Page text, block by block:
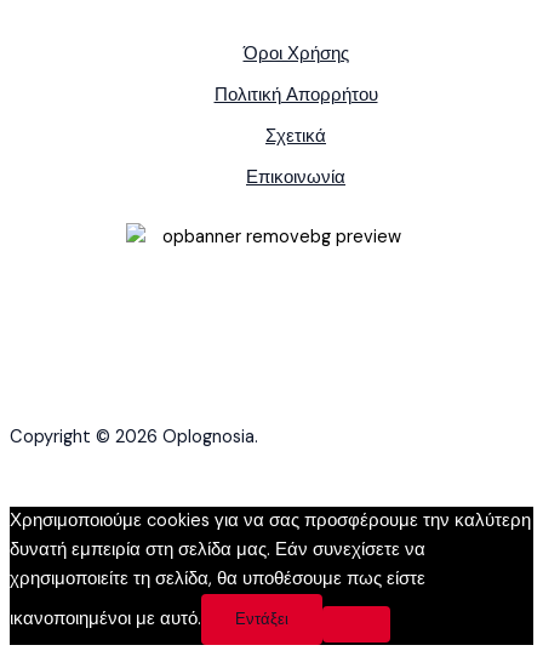
Όροι Χρήσης
Πολιτική Απορρήτου
Σχετικά
Επικοινωνία
Copyright © 2026 Oplognosia.
Χρησιμοποιούμε cookies για να σας προσφέρουμε την καλύτερη
δυνατή εμπειρία στη σελίδα μας. Εάν συνεχίσετε να
χρησιμοποιείτε τη σελίδα, θα υποθέσουμε πως είστε
ικανοποιημένοι με αυτό.
Εντάξει